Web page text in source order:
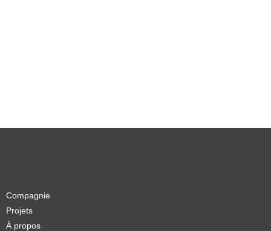
Compagnie
Projets
À propos